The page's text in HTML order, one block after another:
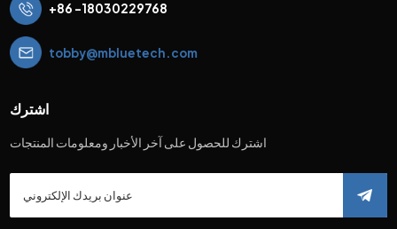
+86 -18030229768
tobby@mbluetech.com
اشترك
اشترك للحصول على آخر الأخبار ومعلومات المنتجات